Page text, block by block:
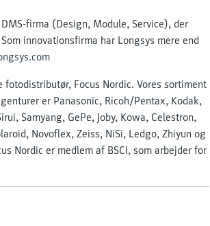
firma (Design, Module, Service), der
innovationsfirma har Longsys mere end
fotodistributør, Focus Nordic. Vores sortiment
er Panasonic, Ricoh/Pentax, Kodak,
Samyang, GePe, Joby, Kowa, Celestron,
Novoflex, Zeiss, NiSi, Ledgo, Zhiyun og
Nordic er medlem af BSCI, som arbejder for